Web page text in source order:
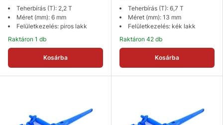
Teherbírás (T): 2,2 T
Méret (mm): 6 mm
Felületkezelés: piros lakk
Raktáron 1 db
Kosárba
Teherbírás (T): 6,7 T
Méret (mm): 13 mm
Felületkezelés: kék lakk
Raktáron 42 db
Kosárba